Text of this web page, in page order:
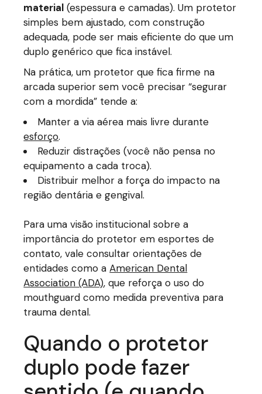
material (espessura e camadas). Um protetor
simples bem ajustado, com construção
adequada, pode ser mais eficiente do que um
duplo genérico que fica instável.
Na prática, um protetor que fica firme na
arcada superior sem você precisar “segurar
com a mordida” tende a:
Manter a via aérea mais livre durante
esforço.
Reduzir distrações (você não pensa no
equipamento a cada troca).
Distribuir melhor a força do impacto na
região dentária e gengival.
Para uma visão institucional sobre a
importância do protetor em esportes de
contato, vale consultar orientações de
entidades como aAmerican Dental
Association (ADA), que reforça o uso do
mouthguard como medida preventiva para
trauma dental.
Quando o protetor
duplo pode fazer